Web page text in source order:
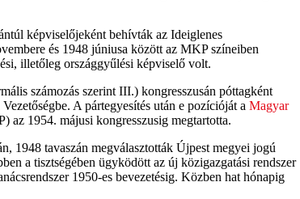
képviselőjeként behívták az Ideiglenes
és 1948 júniusa között az MKP színeiben
illetőleg országgyűlési képviselő volt.
számozás szerint III.) kongresszusán póttagként
A pártegyesítés után e pozícióját a Magyar
az 1954. májusi kongresszusig megtartotta.
1948 tavaszán megválasztották Újpest megyei jogú
a tisztségében ügyködött az új közigazgatási rendszer
1950-es bevezetésig. Közben hat hónapig